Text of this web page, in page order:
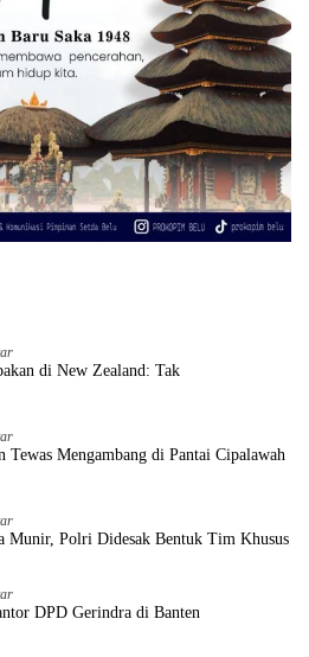
di New Zealand: Tak
Mengambang di Pantai Cipalawah
Munir, Polri Didesak Bentuk Tim Khusus
DPD Gerindra di Banten